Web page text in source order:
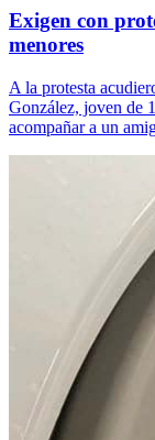
Exigen con
menores
A la protesta
González, joven de
acompañar a un